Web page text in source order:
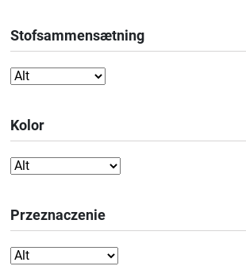
Stofsammensætning
Kolor
Przeznaczenie